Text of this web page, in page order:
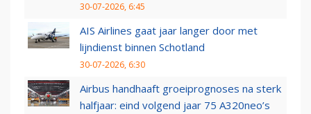
30-07-2026, 6:45
AIS Airlines gaat jaar langer door met
lijndienst binnen Schotland
30-07-2026, 6:30
Airbus handhaaft groeiprognoses na sterk
halfjaar: eind volgend jaar 75 A320neo’s